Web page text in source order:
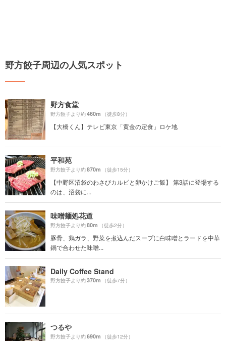
野方餃子周辺の人気スポット
野方食堂
野方餃子より約460m （徒歩8分）
【大橋くん】テレビ東京「黄金の定食」ロケ地
平和苑
野方餃子より約870m （徒歩15分）
【中野区沼袋のわさびカルビと卵かけご飯】 第3話に登場する
のは、沼袋に...
味噌麺処花道
野方餃子より約80m （徒歩2分）
豚骨、鶏ガラ、野菜を煮込んだスープに白味噌とラードを中華
鍋で合わせた味噌...
Daily Coffee Stand
野方餃子より約370m （徒歩7分）
つるや
野方餃子より約690m （徒歩12分）